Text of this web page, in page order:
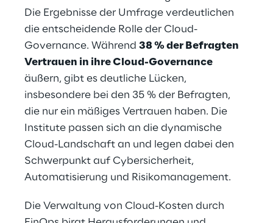
Die Ergebnisse der Umfrage verdeutlichen
die entscheidende Rolle der Cloud-
Governance. Während 38 % der Befragten
Vertrauen in ihre Cloud-Governance
äußern, gibt es deutliche Lücken,
insbesondere bei den 35 % der Befragten,
die nur ein mäßiges Vertrauen haben. Die
Institute passen sich an die dynamische
Cloud-Landschaft an und legen dabei den
Schwerpunkt auf Cybersicherheit,
Automatisierung und Risikomanagement.
Die Verwaltung von Cloud-Kosten durch